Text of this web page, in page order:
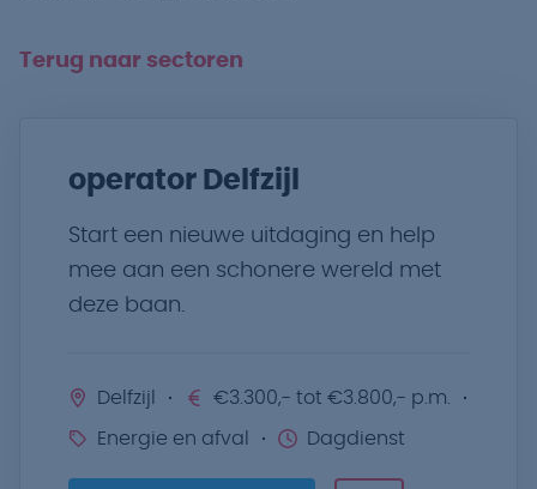
Terug naar sectoren
operator Delfzijl
Start een nieuwe uitdaging en help
mee aan een schonere wereld met
deze baan.
Delfzijl €3.300,- tot €3.800,- p.m.
Energie en afval Dagdienst